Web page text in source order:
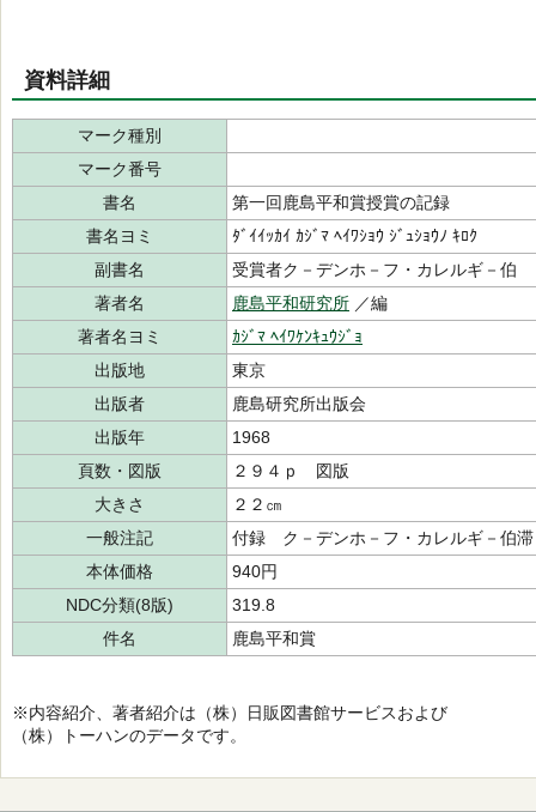
資料詳細
マーク種別
マーク番号
書名
第一回鹿島平和賞授賞の記録
書名ヨミ
ﾀﾞｲｲｯｶｲ ｶｼﾞﾏ ﾍｲﾜｼｮｳ ｼﾞｭｼｮｳﾉ ｷﾛｸ
副書名
受賞者ク－デンホ－フ・カレルギ－伯
著者名
鹿島平和研究所 ／編
著者名ヨミ
ｶｼﾞﾏ ﾍｲﾜｹﾝｷｭｳｼﾞｮ
出版地
東京
出版者
鹿島研究所出版会
出版年
1968
頁数・図版
２９４ｐ 図版
大きさ
２２㎝
一般注記
付録 ク－デンホ－フ・カレルギ－伯
本体価格
940円
NDC分類(8版)
319.8
件名
鹿島平和賞
※内容紹介、著者紹介は（株）日販図書館サービスおよび
（株）トーハンのデータです。